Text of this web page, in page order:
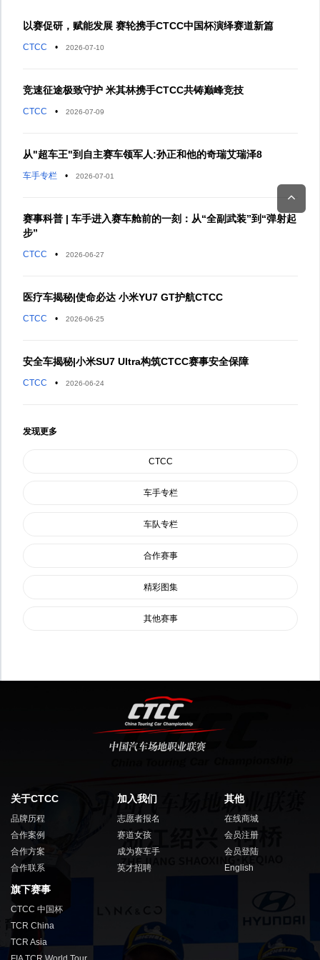
以赛促研，赋能发展 赛轮携手CTCC中国杯演绎赛道新篇
CTCC • 2026-07-10
竞速征途极致守护 米其林携手CTCC共铸巅峰竞技
CTCC • 2026-07-09
从"超车王"到自主赛车领军人:孙正和他的奇瑞艾瑞泽8
车手专栏 • 2026-07-01
赛事科普 | 车手进入赛车舱前的一刻：从“全副武装”到“弹射起
步”
CTCC • 2026-06-27
医疗车揭秘|使命必达 小米YU7 GT护航CTCC
CTCC • 2026-06-25
安全车揭秘|小米SU7 Ultra构筑CTCC赛事安全保障
CTCC • 2026-06-24
发现更多
CTCC
车手专栏
车队专栏
合作赛事
精彩图集
其他赛事
关于CTCC
品牌历程
合作案例
合作方案
合作联系
加入我们
志愿者报名
赛道女孩
成为赛车手
英才招聘
其他
在线商城
会员注册
会员登陆
English
旗下赛事
CTCC 中国杯
TCR China
TCR Asia